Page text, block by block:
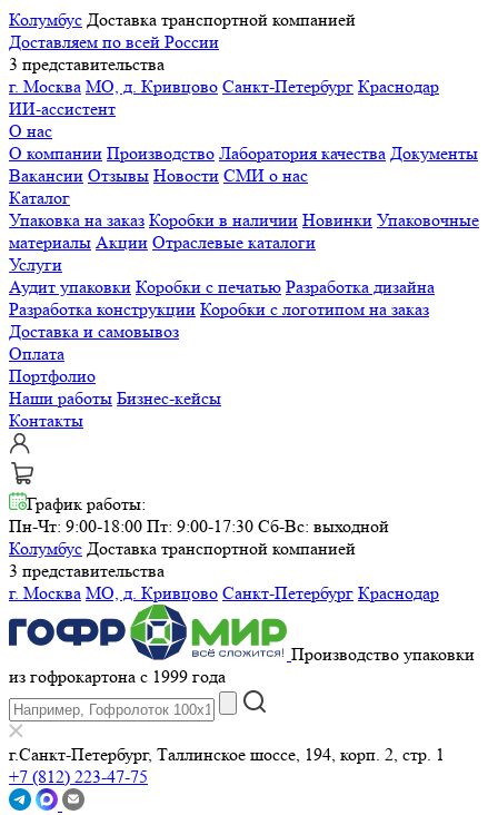
Колумбус Доставка транспортной компанией
Доставляем по всей России
3 представительства
г. Москва МО, д. Кривцово Санкт-Петербург Краснодар
ИИ-ассистент
О нас
О компании Производство Лаборатория качества Документы
Вакансии Отзывы Новости СМИ о нас
Каталог
Упаковка на заказ Коробки в наличии Новинки Упаковочные
материалы Акции Отраслевые каталоги
Услуги
Аудит упаковки Коробки с печатью Разработка дизайна
Разработка конструкции Коробки с логотипом на заказ
Доставка и самовывоз
Оплата
Портфолио
Наши работы Бизнес-кейсы
Контакты
График работы:
Пн-Чт: 9:00-18:00 Пт: 9:00-17:30 Сб-Вс: выходной
Колумбус Доставка транспортной компанией
3 представительства
г. Москва МО, д. Кривцово Санкт-Петербург Краснодар
Производство упаковки
из гофрокартона с 1999 года
г.Санкт-Петербург, Таллинское шоссе, 194, корп. 2, стр. 1
+7 (812) 223-47-75